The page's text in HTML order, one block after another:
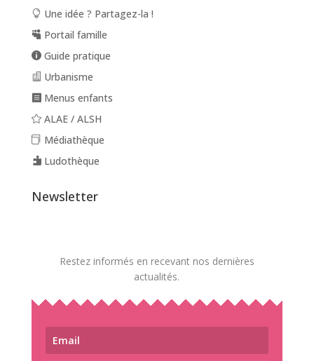
Une idée ? Partagez-la !
Portail famille
Guide pratique
Urbanisme
Menus enfants
ALAE / ALSH
Médiathèque
Ludothèque
Newsletter
Restez informés en recevant nos dernières
actualités.